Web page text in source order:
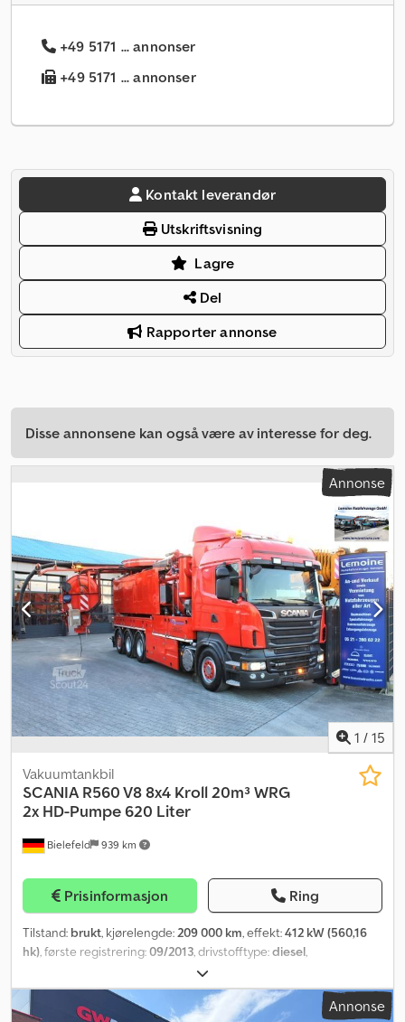
+49 5171 ... annonser
+49 5171 ... annonser
Kontakt leverandør
Utskriftsvisning
Lagre
Del
Rapporter annonse
Disse annonsene kan også være av interesse for deg.
Annonse
1 / 15
Bielefeld 939 km
Vakuumtankbil
SCANIA R560 V8 8x4 Kroll 20m³ WRG
2x HD-Pumpe 620 Liter
Prisinformasjon Ring
Tilstand: brukt, kjørelengde:209 000 km, effekt:412 kW (560,16
hk), første registrering:09/2013, drivstofftype:diesel,
, bremser:
halvautomatisk, utslippsklasse:Euro 5, lasteromsvolum:20 m³,
Utstyr:
ABS, aircondition, elektronisk stabilitetsprogram (ESP),
Annonse